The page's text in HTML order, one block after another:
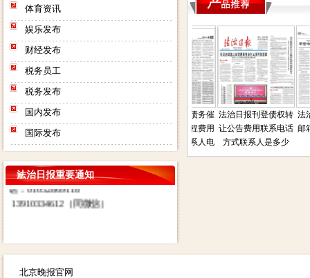
体育资讯
娱乐发布
财经发布
税务员工
税务发布
国内发布
国际发布
法治日报重要通知
号：对公汇款：户名：法报文化
传媒（北京）有限公司（法治日
报社） 账号：
0200003509000184902 开户行：
他付款方式请致电广告部咨询电
话：01052869118
13910334612（同微信）
遗失声明公
电话是多少
登报
法治日报司法房产普
通拍卖公告电话联系
方式联系人地址在那
法治日报债权债务催
收公告登报流程费用
电话是多少联系人电
法治日报刊登债权转
让公告费用联系电话
方式联系人是多少
法治
邮箱
北京晚报官网